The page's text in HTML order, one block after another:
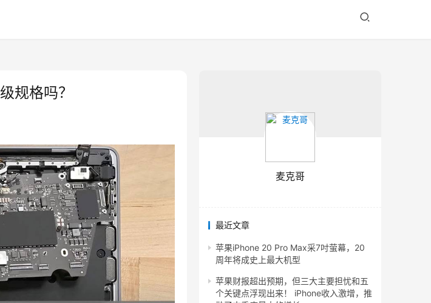
规格吗？
麦克哥
最近文章
苹果iPhone 20 Pro Max采7吋萤幕，20
周年将成史上最大机型
苹果财报超出预期，但三大主要担忧和五
个关键点浮现出来！ iPhone收入激增，推